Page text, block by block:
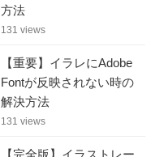
方法
131 views
【重要】イラレにAdobe
Fontが反映されない時の
解決方法
131 views
【完全版】イラストレー